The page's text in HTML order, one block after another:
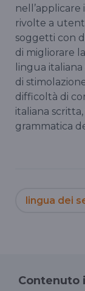
rivolte a
soggetti con
di migliorare
lingua
di
difficoltà di
italiana
grammatica
lingua dei
Contenuto